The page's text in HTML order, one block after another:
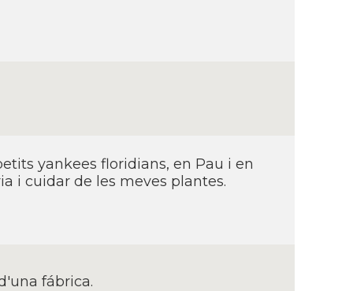
yankees floridians, en Pau i en
i cuidar de les meves plantes.
fábrica.